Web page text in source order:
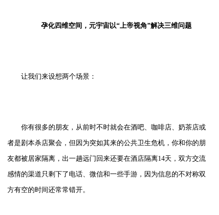
孕化四维空间，元宇宙以“上帝视角”解决三维问题
让我们来设想两个场景：
你有很多的朋友，从前时不时就会在酒吧、咖啡店、奶茶店或
者是剧本杀店聚会，但因为突如其来的公共卫生危机，你和你的朋
友都被居家隔离，出一趟远门回来还要在酒店隔离14天，双方交流
感情的渠道只剩下了电话、微信和一些手游，因为信息的不对称双
方有空的时间还常常错开。